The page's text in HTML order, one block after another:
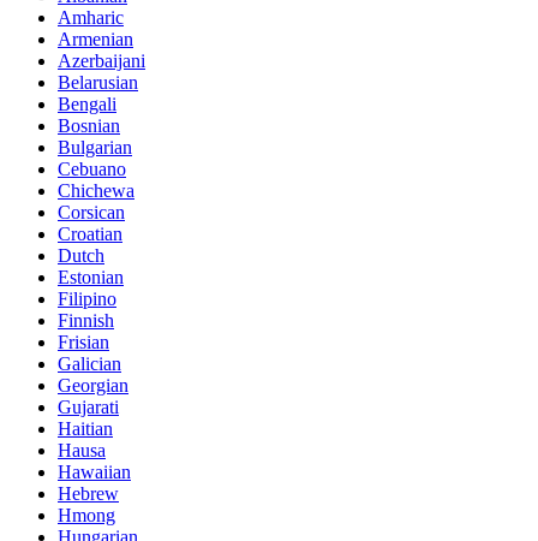
Amharic
Armenian
Azerbaijani
Belarusian
Bengali
Bosnian
Bulgarian
Cebuano
Chichewa
Corsican
Croatian
Dutch
Estonian
Filipino
Finnish
Frisian
Galician
Georgian
Gujarati
Haitian
Hausa
Hawaiian
Hebrew
Hmong